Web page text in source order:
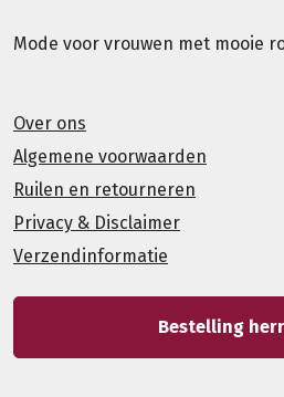
Mode voor vrouwen met mooie
Over ons
Algemene voorwaarden
Ruilen en retourneren
Privacy & Disclaimer
Verzendinformatie
Bestelling